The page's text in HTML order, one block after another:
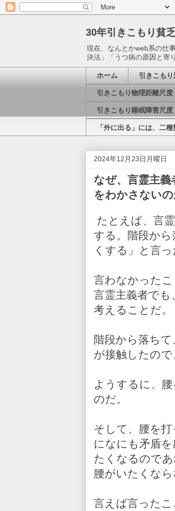
30年引きこもり貧
現在、なんとかweb系の仕
決法」「うつ病の原因と寄
ホーム 引きこも
引きこもり物理距離尺度
引きこもり睡眠障害尺度
「外に出る」には、二
2024年12月23日月曜日
なぜ、言霊主
をわかさないの
たとえば、言
する。階段か
くする」と言
言わなかったこ
言霊主義者で
考えることだ。
階段から落ち
が接触したので
ようするに、
のだ。
そして、腰を
になにも矛盾
たくなるので
腰がいたくなら
言えば言ったこ